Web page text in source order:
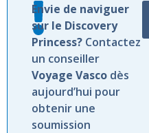
Envie de naviguer
sur le Discovery
Princess? Contactez
un conseiller
Voyage Vasco dès
aujourd’hui pour
obtenir une
soumission